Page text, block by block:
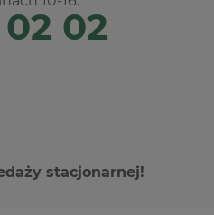
02
stacjonarnej!